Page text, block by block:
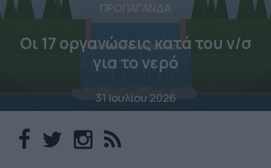
ΠΡΟΠΑΓΑΝΔΑ
Οι 17 οργανώσεις κατά του ν/σ
για το νερό
31 Ιουλίου 2026